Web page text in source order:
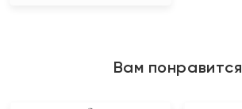
Вам понравится